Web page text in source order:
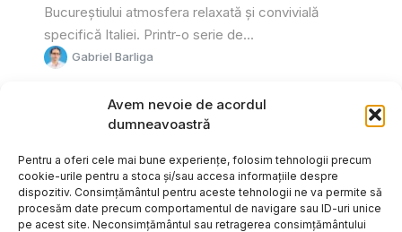
Avem nevoie de acordul
dumneavoastră
Pentru a oferi cele mai bune experiențe, folosim tehnologii precum
cookie-urile pentru a stoca și/sau accesa informațiile despre
dispozitiv. Consimțământul pentru aceste tehnologii ne va permite să
procesăm date precum comportamentul de navigare sau ID-uri unice
pe acest site. Neconsimțământul sau retragerea consimțământului
Bucureștiului atmosfera relaxată și convivială
specifică Italiei. Printr-o serie de...
Gabriel Barliga